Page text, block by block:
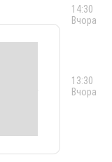
14:30
Вчора
13:30
Вчора